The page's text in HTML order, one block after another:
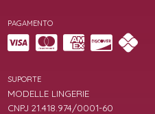
PAGAMENTO
SUPORTE
MODELLE LINGERIE
CNPJ 21.418.974/0001-60